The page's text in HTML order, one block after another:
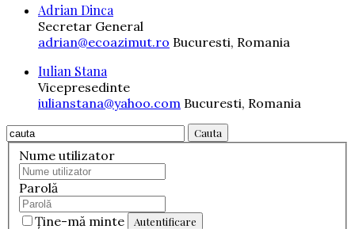
Adrian Dinca
Secretar General
adrian@ecoazimut.ro Bucuresti, Romania
Iulian Stana
Vicepresedinte
iulianstana@yahoo.com Bucuresti, Romania
Cauta
Nume utilizator
Parolă
Ţine-mă minte